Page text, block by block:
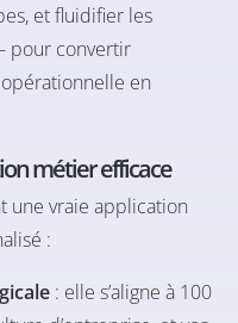
et fluidifier les
pour convertir
en
métier efficace
une vraie application
:
: elle s’aligne à 100